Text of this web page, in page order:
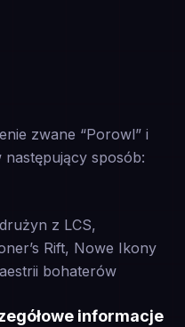
zwane “Porowl” i
sposób:
z LCS,
Rift, Nowe Ikony
bohaterów
informacje